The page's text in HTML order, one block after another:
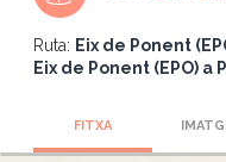
Ruta: Eix de Ponent
Eix de Ponent (EPO)
FITXA